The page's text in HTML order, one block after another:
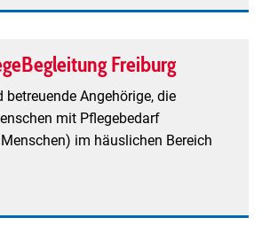
Freiburg
betreuende Angehörige, die
mit Pflegebedarf
im häuslichen Bereich